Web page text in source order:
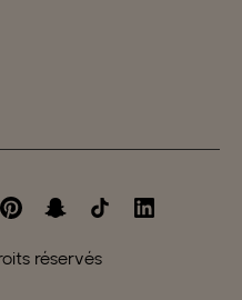
réservés